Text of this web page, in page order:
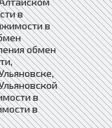
в
в
обмен
в
в